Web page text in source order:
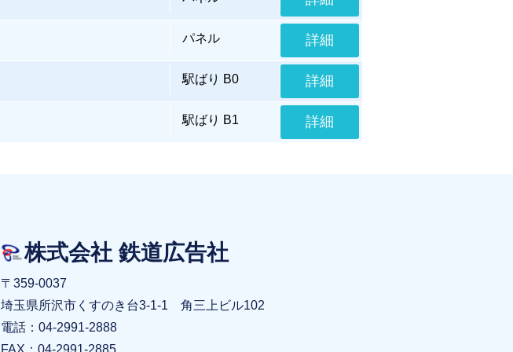
パネル 詳細
駅ばり B0 詳細
駅ばり B1 詳細
株式会社 鉄道広告社
〒359-0037
埼玉県所沢市くすのき台3-1-1 角三上ビル102
電話：04-2991-2888
FAX：04-2991-2885